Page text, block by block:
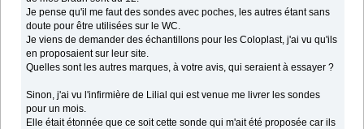
Je pense qu'il me faut des sondes avec poches, les autres étant sans
doute pour être utilisées sur le WC.
Je viens de demander des échantillons pour les Coloplast, j'ai vu qu'ils
en proposaient sur leur site.
Quelles sont les autres marques, à votre avis, qui seraient à essayer ?
Sinon, j'ai vu l'infirmière de Lilial qui est venue me livrer les sondes
pour un mois.
Elle était étonnée que ce soit cette sonde qui m'ait été proposée car ils